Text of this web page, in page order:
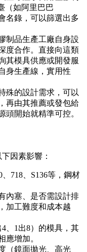
（如阿里巴巴
名錄，可以篩選出多
制品生產工廠自身設
度合作。直接向這類
其模具供應或開發服
身生產線，實用性
殊的設計需求，可以
再由其推薦或發包給
頭開始就精準可控。
因素影響：
718、S136等，鋼材
內塞、是否需設計排
加工難度和成本越
4、1出8）的模具，其
應增加。
（鏡面拋光、高光